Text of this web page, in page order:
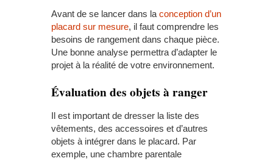
Avant de se lancer dans la conception d’un
placard sur mesure, il faut comprendre les
besoins de rangement dans chaque pièce.
Une bonne analyse permettra d’adapter le
projet à la réalité de votre environnement.
Évaluation des objets à ranger
Il est important de dresser la liste des
vêtements, des accessoires et d’autres
objets à intégrer dans le placard. Par
exemple, une chambre parentale